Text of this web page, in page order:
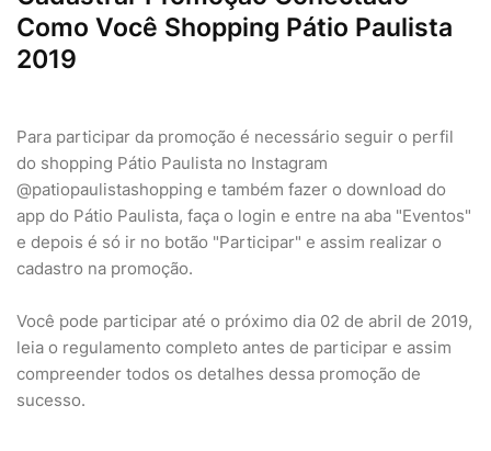
Como Você Shopping Pátio Paulista
2019
Para participar da promoção é necessário seguir o perfil
do shopping Pátio Paulista no Instagram
@patiopaulistashopping e também fazer o download do
app do Pátio Paulista, faça o login e entre na aba "Eventos"
e depois é só ir no botão "Participar" e assim realizar o
cadastro na promoção.
Você pode participar até o próximo dia 02 de abril de 2019,
leia o regulamento completo antes de participar e assim
compreender todos os detalhes dessa promoção de
sucesso.